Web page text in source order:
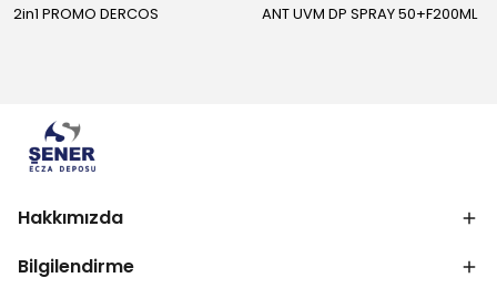
2in1 PROMO DERCOS ANT UVM DP SPRAY 50+F200ML
Hakkımızda
Bilgilendirme